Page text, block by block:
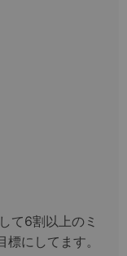
て6割以上のミ
にしてます。